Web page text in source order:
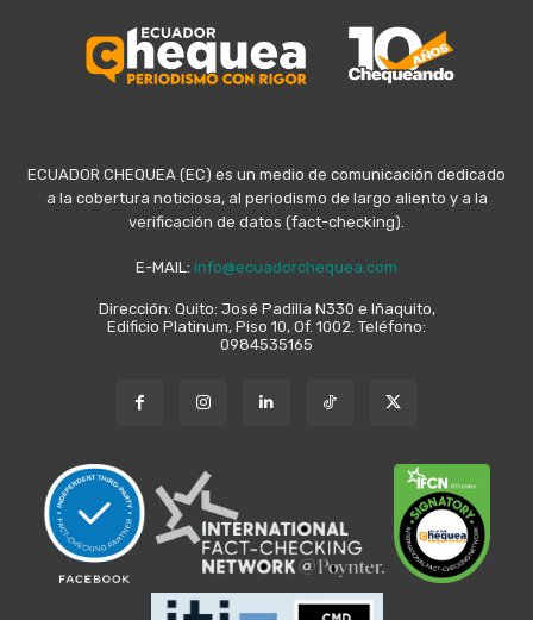
ECUADOR CHEQUEA (EC) es un medio de comunicación dedicado
a la cobertura noticiosa, al periodismo de largo aliento y a la
verificación de datos (fact-checking).
E-MAIL: info@ecuadorchequea.com
Dirección: Quito: José Padilla N330 e Iñaquito,
Edificio Platinum, Piso 10, Of. 1002. Teléfono:
0984535165